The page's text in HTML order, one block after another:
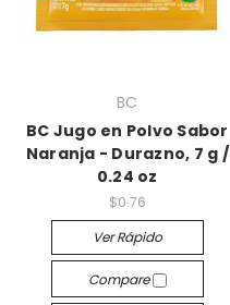
BC
BC Jugo en Polvo Sabor
Naranja - Durazno, 7 g /
0.24 oz
$0.76
Ver Rápido
Compare